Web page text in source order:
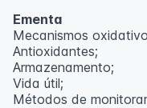
Ementa
Mecanismos
Antioxidantes;
Armazenamento;
Vida útil;
Métodos de